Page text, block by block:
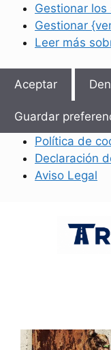
Gestionar los
Gestionar
Leer más
Aceptar
Guardar
Política de
Declaración
Aviso Legal